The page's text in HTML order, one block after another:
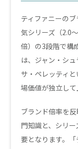
ティファニーの
気シリーズ（2.0
倍）の3段階で構
は、ジャン・シ
サ・ペレッティ
場価値が独立して
ブランド倍率を
門知識と、シリ
要となります。